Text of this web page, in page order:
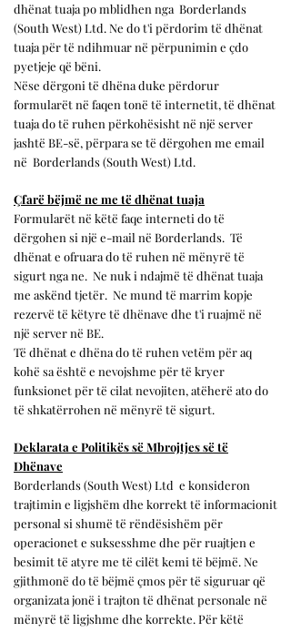
dhënat tuaja po mblidhen nga Borderlands
(South West) Ltd. Ne do t'i përdorim të dhënat
tuaja për të ndihmuar në përpunimin e çdo
pyetjeje që bëni.
Nëse dërgoni të dhëna duke përdorur
formularët në faqen tonë të internetit, të dhënat
tuaja do të ruhen përkohësisht në një server
jashtë BE-së, përpara se të dërgohen me email
në Borderlands (South West) Ltd.
Çfarë bëjmë ne me të dhënat tuaja
Formularët në këtë faqe interneti do të
dërgohen si një e-mail në Borderlands. Të
dhënat e ofruara do të ruhen në mënyrë të
sigurt nga ne. Ne nuk i ndajmë të dhënat tuaja
me askënd tjetër. Ne mund të marrim kopje
rezervë të këtyre të dhënave dhe t'i ruajmë në
një server në BE.
Të dhënat e dhëna do të ruhen vetëm për aq
kohë sa është e nevojshme për të kryer
funksionet për të cilat nevojiten, atëherë ato do
të shkatërrohen në mënyrë të sigurt.
Deklarata e Politikës së Mbrojtjes së të
Dhënave
Borderlands (South West) Ltd e konsideron
trajtimin e ligjshëm dhe korrekt të informacionit
personal si shumë të rëndësishëm për
operacionet e suksesshme dhe për ruajtjen e
besimit të atyre me të cilët kemi të bëjmë. Ne
gjithmonë do të bëjmë çmos për të siguruar që
organizata jonë i trajton të dhënat personale në
mënyrë të ligjshme dhe korrekte. Për këtë